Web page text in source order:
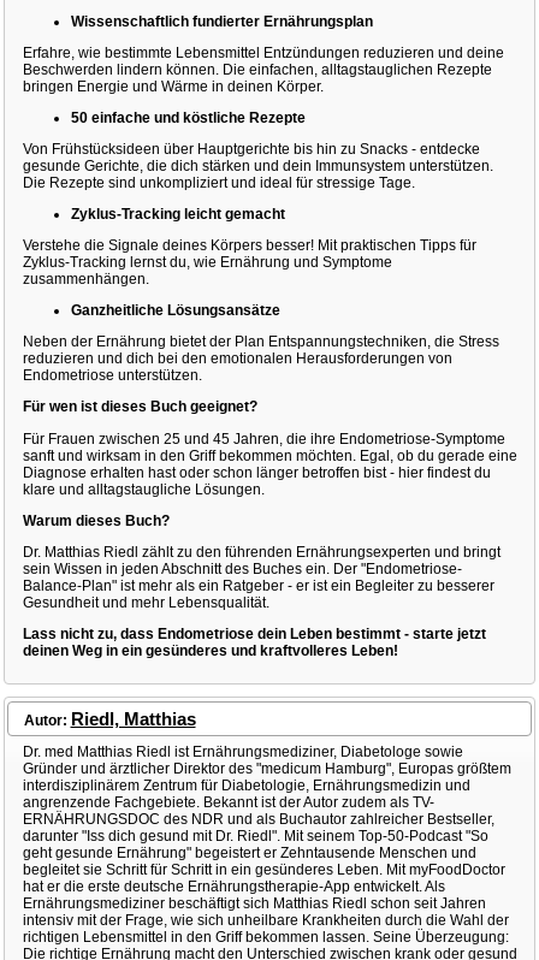
Wissenschaftlich fundierter Ernährungsplan
Erfahre, wie bestimmte Lebensmittel Entzündungen reduzieren und deine
Beschwerden lindern können. Die einfachen, alltagstauglichen Rezepte
bringen Energie und Wärme in deinen Körper.
50 einfache und köstliche Rezepte
Von Frühstücksideen über Hauptgerichte bis hin zu Snacks - entdecke
gesunde Gerichte, die dich stärken und dein Immunsystem unterstützen.
Die Rezepte sind unkompliziert und ideal für stressige Tage.
Zyklus-Tracking leicht gemacht
Verstehe die Signale deines Körpers besser! Mit praktischen Tipps für
Zyklus-Tracking lernst du, wie Ernährung und Symptome
zusammenhängen.
Ganzheitliche Lösungsansätze
Neben der Ernährung bietet der Plan Entspannungstechniken, die Stress
reduzieren und dich bei den emotionalen Herausforderungen von
Endometriose unterstützen.
Für wen ist dieses Buch geeignet?
Für Frauen zwischen 25 und 45 Jahren, die ihre Endometriose-Symptome
sanft und wirksam in den Griff bekommen möchten. Egal, ob du gerade eine
Diagnose erhalten hast oder schon länger betroffen bist - hier findest du
klare und alltagstaugliche Lösungen.
Warum dieses Buch?
Dr. Matthias Riedl zählt zu den führenden Ernährungsexperten und bringt
sein Wissen in jeden Abschnitt des Buches ein. Der "Endometriose-
Balance-Plan" ist mehr als ein Ratgeber - er ist ein Begleiter zu besserer
Gesundheit und mehr Lebensqualität.
Lass nicht zu, dass Endometriose dein Leben bestimmt - starte jetzt
deinen Weg in ein gesünderes und kraftvolleres Leben!
Autor: Riedl, Matthias
Dr. med Matthias Riedl ist Ernährungsmediziner, Diabetologe sowie
Gründer und ärztlicher Direktor des "medicum Hamburg", Europas größtem
interdisziplinärem Zentrum für Diabetologie, Ernährungsmedizin und
angrenzende Fachgebiete. Bekannt ist der Autor zudem als TV-
ERNÄHRUNGSDOC des NDR und als Buchautor zahlreicher Bestseller,
darunter "Iss dich gesund mit Dr. Riedl". Mit seinem Top-50-Podcast "So
geht gesunde Ernährung" begeistert er Zehntausende Menschen und
begleitet sie Schritt für Schritt in ein gesünderes Leben. Mit myFoodDoctor
hat er die erste deutsche Ernährungstherapie-App entwickelt. Als
Ernährungsmediziner beschäftigt sich Matthias Riedl schon seit Jahren
intensiv mit der Frage, wie sich unheilbare Krankheiten durch die Wahl der
richtigen Lebensmittel in den Griff bekommen lassen. Seine Überzeugung:
Die richtige Ernährung macht den Unterschied zwischen krank oder gesund